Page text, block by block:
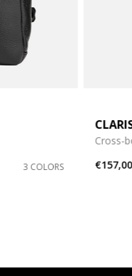
3 COLORS
Cross-